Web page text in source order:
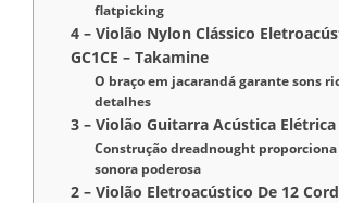
flatpicking
4 – Violão Nylon Clássico
GC1CE – Takamine
O braço em jacarandá garante sons
detalhes
3 – Violão Guitarra Acústica Elétrica
Construção dreadnought
sonora poderosa
2 – Violão Eletroacústico De 12